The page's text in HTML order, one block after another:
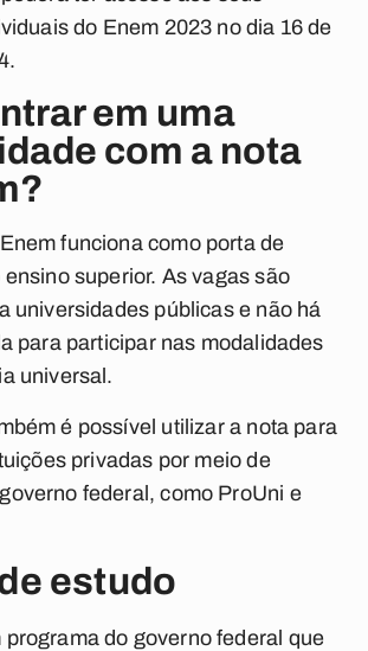
do Enem 2023 no dia 16 de
em uma
com a nota
funciona como porta de
superior. As vagas são
universidades públicas e não há
para participar nas modalidades
universal.
é possível utilizar a nota para
privadas por meio de
federal, como ProUni e
estudo
programa do governo federal que